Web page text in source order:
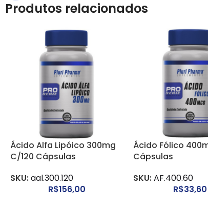
Produtos relacionados
Ácido Alfa Lipóico 300mg
C/120 Cápsulas
SKU:aal.300.120
R$156,00
Ácido Fólico
Cápsulas
SKU:AF.400.60
R$33,60